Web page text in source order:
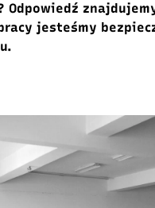
Odpowiedź
jesteśmy